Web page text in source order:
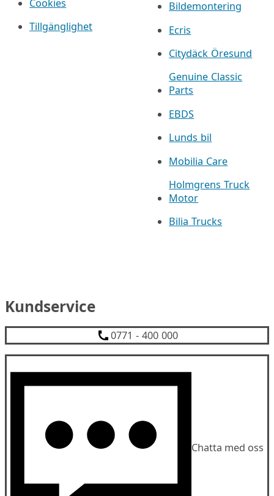
Cookies
Tillgänglighet
Bildemontering
Ecris
Citydäck Öresund
Genuine Classic
Parts
EBDS
Lunds bil
Mobilia Care
Holmgrens Truck
Motor
Bilia Trucks
Kundservice
0771 - 400 000
Chatta med oss